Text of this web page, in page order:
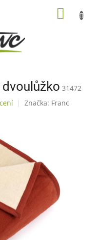
dvoulůžko 31472
Značka: Franc